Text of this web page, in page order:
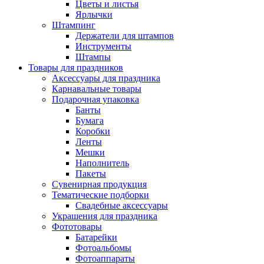
Цветы и листья
Ярлычки
Штампинг
Держатели для штампов
Инструменты
Штампы
Товары для праздников
Аксессуары для праздника
Карнавальные товары
Подарочная упаковка
Банты
Бумага
Коробки
Ленты
Мешки
Наполнитель
Пакеты
Сувенирная продукция
Тематические подборки
Свадебные аксессуары
Украшения для праздника
Фототовары
Батарейки
Фотоальбомы
Фотоаппараты